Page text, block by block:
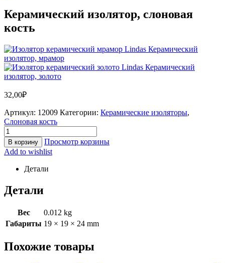
Керамический изолятор, слоновая
кость
Керамический
изолятор, мрамор
Керамический
изолятор, золото
32,00₽
Артикул: 12009 Категории: Керамические изоляторы,
Слоновая кость
В корзину
Просмотр корзины
Add to wishlist
Детали
Детали
Вес
0.012 kg
Габариты 19 × 19 × 24 mm
Похожие товары